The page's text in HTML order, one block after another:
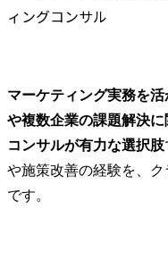
ィングコンサル
マーケティング実務を
や複数企業の課題解決
コンサルが有力な選択肢
や施策改善の経験を、
です。